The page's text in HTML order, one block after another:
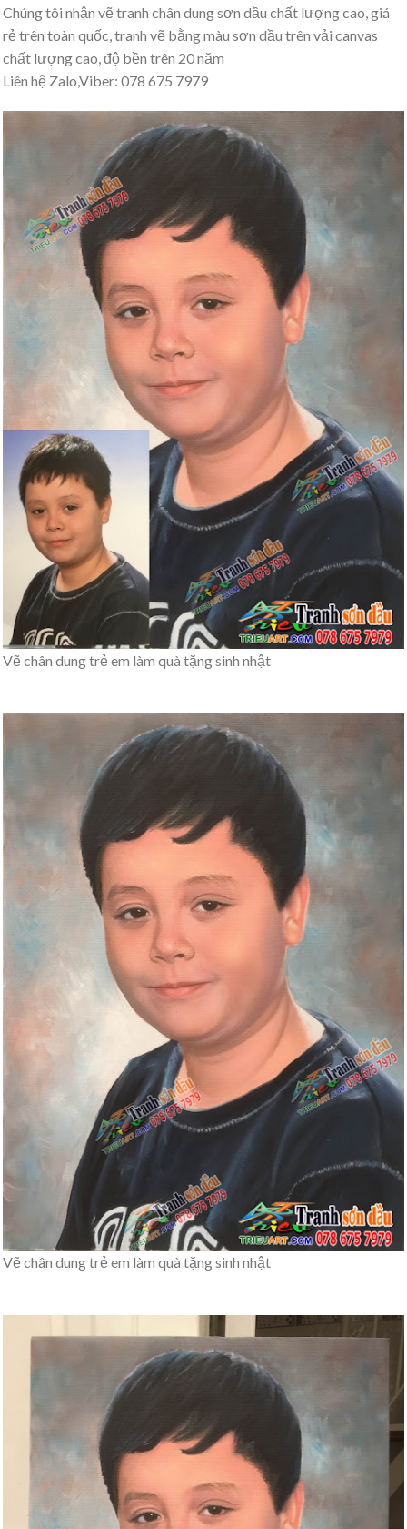
Chúng tôi nhận vẽ tranh chân dung sơn dầu chất lượng cao, giá
rẻ trên toàn quốc, tranh vẽ bằng màu sơn dầu trên vải canvas
chất lượng cao, độ bền trên 20 năm
Liên hệ Zalo,Viber: 078 675 7979
Vẽ chân dung trẻ em làm quà tặng sinh nhật
Vẽ chân dung trẻ em làm quà tặng sinh nhật